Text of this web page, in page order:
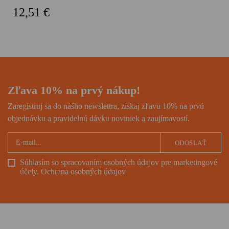
Čo spája tieto dva odlišné
12,51 €
Zľava 10% na prvý nákup!
Zaregistruj sa do nášho newslettra, získaj zľavu 10% na prvú
objednávku a pravidelnú dávku noviniek a zaujímavostí.
Súhlasím so spracovaním osobných údajov pre marketingové
účely. Ochrana osobných údajov
ODOSLAŤ